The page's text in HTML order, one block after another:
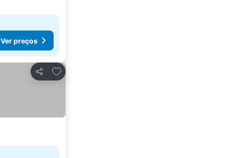
Ver preços
Partilhar
Adicionar aos favoritos